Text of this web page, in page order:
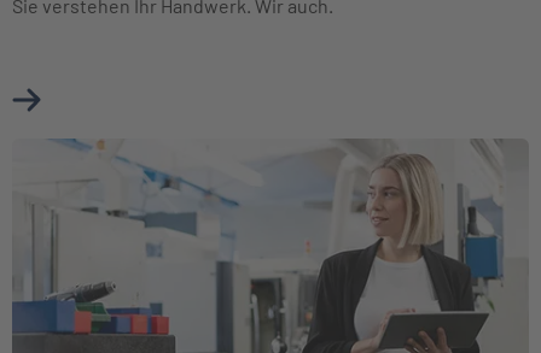
Sie verstehen Ihr Handwerk. Wir auch.
Mehr über Betriebshaftpflichtversicherung Baugewerbe
Weiter zu Betriebsgebäudeversicherung